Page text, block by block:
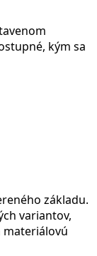
kým sa
základu.
variantov,
materiálovú